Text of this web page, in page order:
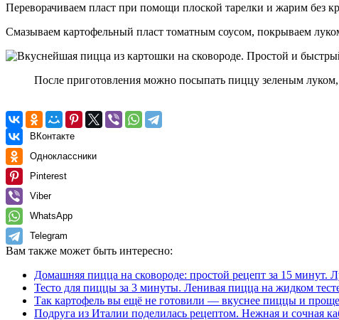
Переворачиваем пласт при помощи плоской тарелки и жарим без
Смазываем картофельный пласт томатным соусом, покрываем
После приготовления можно посыпать пиццу зеленым
ВКонтакте
Одноклассники
Pinterest
Viber
WhatsApp
Telegram
Вам также может быть интересно:
Домашняя пицца на сковороде: простой рецепт за 15 минут.
Тесто для пиццы за 3 минуты. Ленивая пицца на жидком
Так картофель вы ещё не готовили — вкуснее пиццы и
Подруга из Италии поделилась рецептом. Нежная и сочная